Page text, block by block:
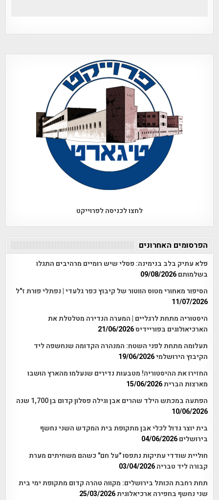
לחצו לכניסה לפרוייקט
הפרסומים האחרונים
פלא עתיק בלב בנימינה: פסלי שיש רומיים מרהיבים התגלו
בשלמותם 09/08/2026
הסיפור מאחורי מטוס הווטור של קיבוץ כפר גלעדי | נפתלי פורת ז"ל
11/07/2026
היסטוריה מתחת לרגליים | המערה הנדירה מטלטלת את
הארכיאולוגים בפוריידיס21/06/2026
תעלומה מתחת לפני השטח: המנהרה הקדומה שנחשפה ליד
הקיבוץ הירושלמי19/06/2026
החזירו את ההיסטוריה! מטבעות נדירים שנעלמו מהארץ הושבו
מארצות הברית15/06/2026
הפתעה במכתש הילד שהרים אבן וגילה פסלון קדום בן 1,700 שנה
10/06/2026
בית יוצר גדול לכלי אבן מתקופת בית המקדש השני נחשף
בירושלים 04/06/2026
חוליית שודדי עתיקות נתפסו "על חם" כשהם משחיתים מערת
קבורה ליד טבריה 03/04/2026
תחת רחבת הכותל בירושלים: מקווה טהרה קדום מתקופת ימי בית
שני נחשף בחפירה ארכיאלוגית25/03/2026